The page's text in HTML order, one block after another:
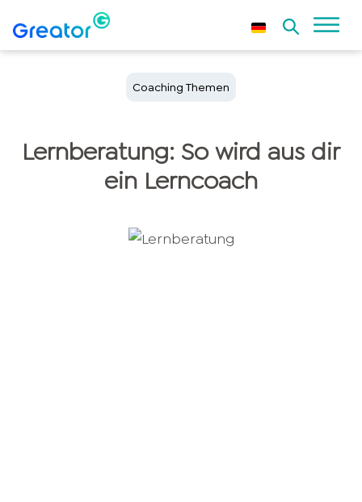
Coaching Themen
Lernberatung: So wird aus dir
ein Lerncoach